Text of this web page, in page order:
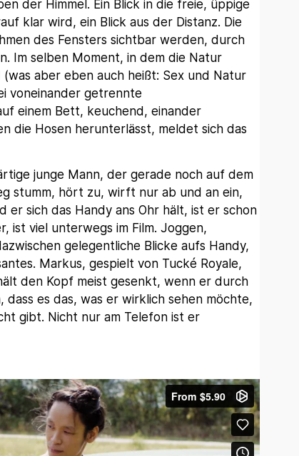
der Himmel. Ein Blick in die freie, üppige
klar wird, ein Blick aus der Distanz. Die
des Fensters sichtbar werden, durch
Im selben Moment, in dem die Natur
aber eben auch heißt: Sex und Natur
voneinander getrennte
einem Bett, keuchend, einander
die Hosen herunterlässt, meldet sich das
junge Mann, der gerade noch auf dem
stumm, hört zu, wirft nur ab und an ein,
er sich das Handy ans Ohr hält, ist er schon
ist viel unterwegs im Film. Joggen,
gelegentliche Blicke aufs Handy,
Markus, gespielt von Tucké Royale,
den Kopf meist gesenkt, wenn er durch
es das, was er wirklich sehen möchte,
gibt. Nicht nur am Telefon ist er